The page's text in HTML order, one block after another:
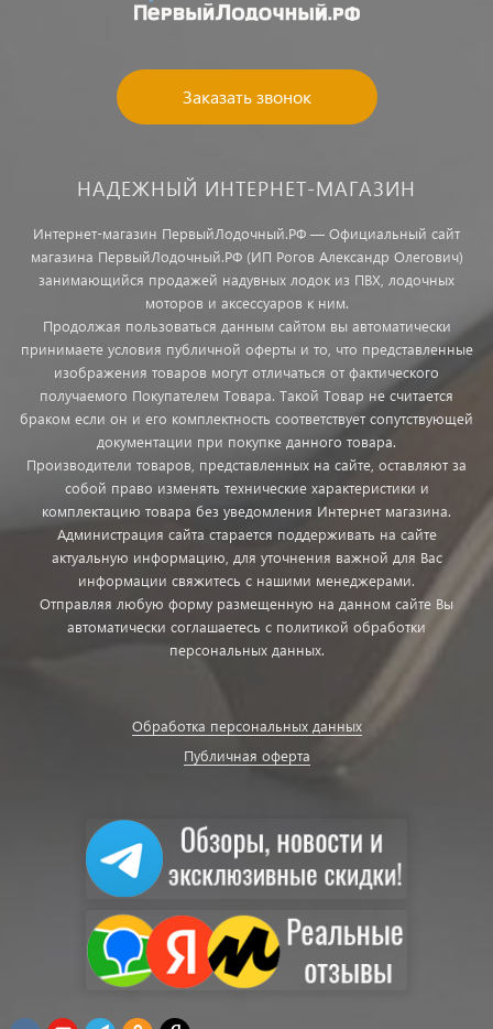
Заказать звонок
НАДЕЖНЫЙ ИНТЕРНЕТ-МАГАЗИН
Интернет-магазин ПервыйЛодочный.РФ — Официальный сайт
магазина ПервыйЛодочный.РФ (ИП Рогов Александр Олегович)
занимающийся продажей надувных лодок из ПВХ, лодочных
моторов и аксессуаров к ним.
Продолжая пользоваться данным сайтом вы автоматически
принимаете условия публичной оферты и то, что представленные
изображения товаров могут отличаться от фактического
получаемого Покупателем Товара. Такой Товар не считается
браком если он и его комплектность соответствует сопутствующей
документации при покупке данного товара.
Производители товаров, представленных на сайте, оставляют за
собой право изменять технические характеристики и
комплектацию товара без уведомления Интернет магазина.
Администрация сайта старается поддерживать на сайте
актуальную информацию, для уточнения важной для Вас
информации свяжитесь с нашими менеджерами.
Отправляя любую форму размещенную на данном сайте Вы
автоматически соглашаетесь с политикой обработки
персональных данных.
Обработка персональных данных
Публичная оферта